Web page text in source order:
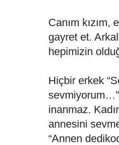
Canım kızım,
gayret et.
hepimizin
Hiçbir erkek
inanmaz.
annesini
“Annen